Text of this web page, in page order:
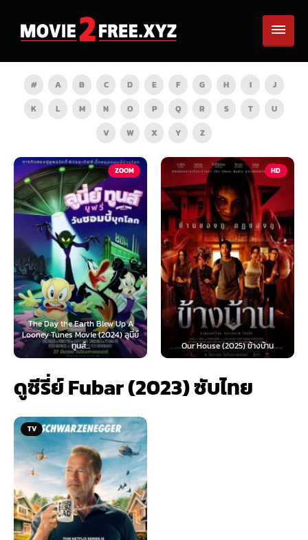
# A B C D E F G H I
J
K
L M N O P Q R S T
U
V
W X Y Z
ZOOM
Earth Blew Up A
Movie (2024) ลูนี่ย์
ทูนส์...
HD
Our House (2025) ข้างบ้าน
TV
Teach You a
นี้ต้องโ
ดูซีรี่ย์ Fubar (2023) ซับไทย
TV